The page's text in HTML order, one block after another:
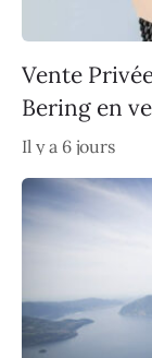
Vente
Bering en
Il y a 6 jours